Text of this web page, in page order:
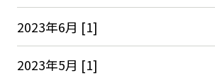
2023年6月 [1]
2023年5月 [1]